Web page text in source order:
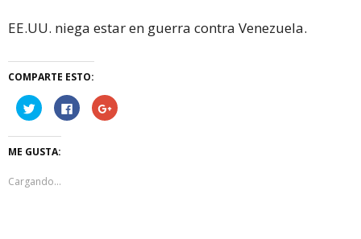
EE.UU. niega estar en guerra contra Venezuela.
COMPARTE ESTO:
Haz
clic
compartir
Twitter
en
Haz
clic
Haz
clic
ME GUSTA:
Cargando...